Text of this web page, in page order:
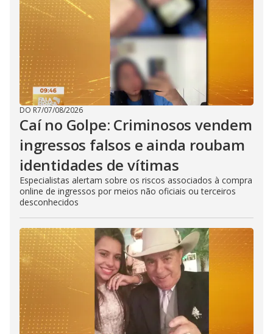
DO R7/07/08/2026
Caí no Golpe: Criminosos vendem
ingressos falsos e ainda roubam
identidades de vítimas
Especialistas alertam sobre os riscos associados à compra
online de ingressos por meios não oficiais ou terceiros
desconhecidos